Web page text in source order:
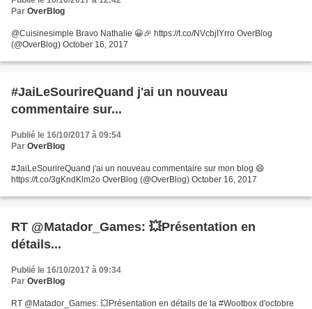
Par OverBlog
@Cuisinesimple Bravo Nathalie 😀🎉 https://t.co/NVcbjIYrro OverBlog
(@OverBlog) October 16, 2017
#JaiLeSourireQuand j'ai un nouveau
commentaire sur...
Publié le 16/10/2017 à 09:54
Par OverBlog
#JaiLeSourireQuand j'ai un nouveau commentaire sur mon blog 😄
https://t.co/3gKndKlm2o OverBlog (@OverBlog) October 16, 2017
RT @Matador_Games: 💥Présentation en
détails...
Publié le 16/10/2017 à 09:34
Par OverBlog
RT @Matador_Games: 💥Présentation en détails de la #Wootbox d'octobre